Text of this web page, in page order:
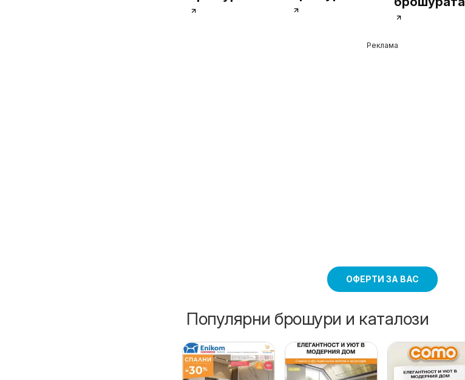
Финални
бройки
Реклама
ОФЕРТИ ЗА ВАС
Популярни брошури и каталози